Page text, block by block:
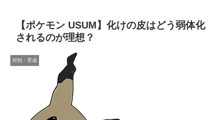
【ポケモン USUM】化けの皮はどう弱体化
されるのが理想？
対戦・育成